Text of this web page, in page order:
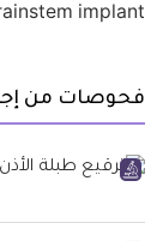
فحوصات من